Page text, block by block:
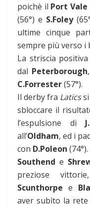
poichè il Port Vale
(56°) e S.Foley
ultime cinque
sempre più verso i
La striscia
dal Peterborough
C.Forrester(57°).
Il derby fra Laticssi
sbloccare il
l’espulsione di
all’Oldham, ed i
con D.Poleon (74°).
Southend e
preziose
Scunthorpe e
aver subìto la rete